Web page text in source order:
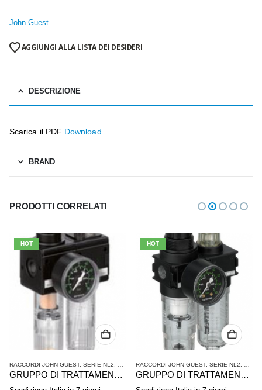
John Guest
AGGIUNGI ALLA LISTA DEI DESIDERI
DESCRIZIONE
Scarica il PDF Download
BRAND
PRODOTTI CORRELATI
ARIA COMPRESSA
HOT
RACCORDI JOHN GUEST, SERIE NL2 TRATTAMENTO ARIA COMPRESSA
GRUPPO DI TRATTAMENTO ARIA IN 2 PARTI AVENTICS SERIE NL2-ACD 0821300401
HOT
RACCORDI JOHN GUEST, SERIE NL2
GRUPPO DI TRATTAMENTO ARIA IN 2 PARTI AVENTICS SERIE NL1-ACD 0821300727